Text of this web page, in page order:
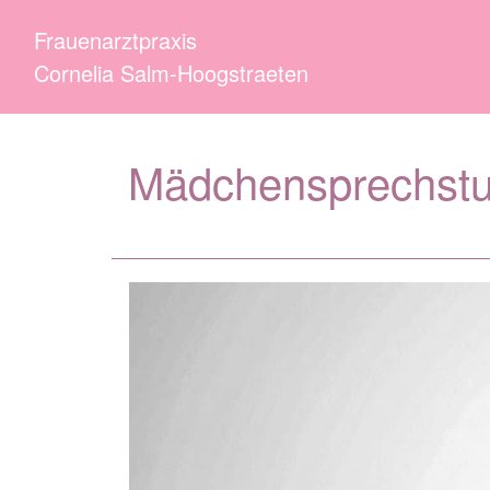
Frauenarztpraxis
Cornelia Salm-Hoogstraeten